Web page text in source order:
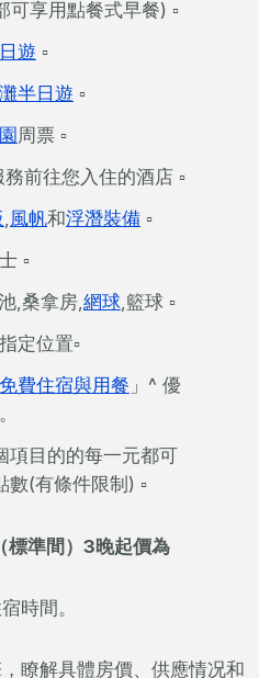
可享用點餐式早餐) ▫
遊 ▫
半日遊 ▫
周票 ▫
前往您入住的酒店 ▫
風帆和浮潛裝備▫
▫
,桑拿房, 網球,籃球 ▫
定位置▫
費住宿與用餐 」^ 優
項目的的每一元都可
數(有條件限制) ▫
標準間）3晚起價為
時間。
瞭解具體房價、供應情况和